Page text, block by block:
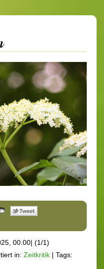
00.00| (1/1)
in: Zeitkritik | Tags: